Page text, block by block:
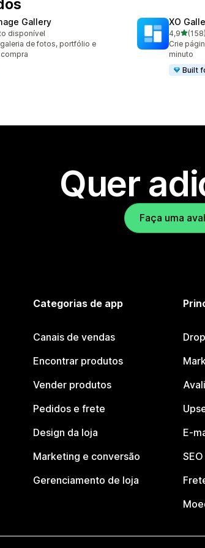
Gallery
disponível
de fotos, portfólio e
XO
4,9de 5(158)
158
Crie
minuto
Built
Quer
Faça uma
Categorias de app
Canais de vendas
Encontrar produtos
Vender produtos
Pedidos e frete
Design da loja
Marketing e conversão
Gerenciamento de loja
E-
SEO